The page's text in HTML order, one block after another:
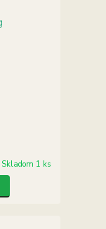
Skladom 1 ks